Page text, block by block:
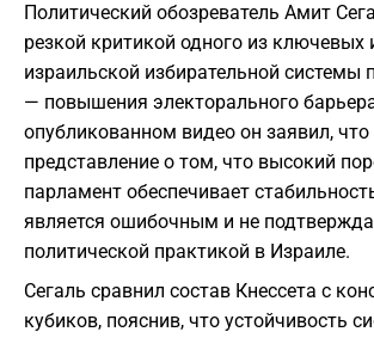
Политический обозреватель Амит
резкой критикой одного из ключевых
израильской избирательной системы
— повышения электорального
опубликованном видео он заявил, что
представление о том, что высокий
парламент обеспечивает
является ошибочным и не
политической практикой в Израиле.
Сегаль сравнил состав Кнессета с
кубиков, пояснив, что устойчивость